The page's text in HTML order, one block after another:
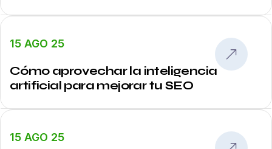
15 AGO 25
Cómo aprovechar la inteligencia
artificial para mejorar tu SEO
15 AGO 25